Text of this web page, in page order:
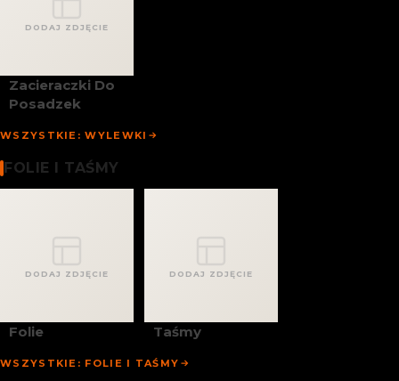
DODAJ ZDJĘCIE
Zacieraczki Do
Posadzek
WSZYSTKIE: WYLEWKI
FOLIE I TAŚMY
DODAJ ZDJĘCIE
Folie
DODAJ ZDJĘCIE
Taśmy
WSZYSTKIE: FOLIE I TAŚMY